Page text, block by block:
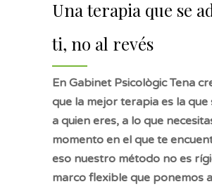
Una terapia que se
ti, no al revés
En Gabinet Psicològic Tena
que la mejor terapia es la que
a quien eres, a lo que
momento en el que te
eso nuestro método no es
marco flexible que ponemos